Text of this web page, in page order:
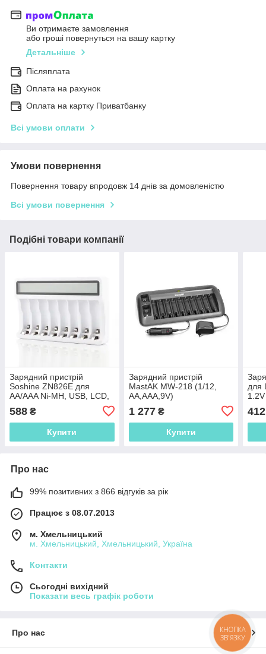
Ви отримаєте замовлення
або гроші повернуться на вашу картку
Детальніше
Післяплата
Оплата на рахунок
Оплата на картку Приватбанку
Всі умови оплати
Умови повернення
Повернення товару впродовж 14 днів за домовленістю
Всі умови повернення
Подібні товари компанії
Зарядний пристрій
Soshine ZN826E для
AA/AAA Ni-MH, USB, LCD,
588 ₴
Купити
Зарядний пристрій
MastAK MW-218 (1/12,
AA,AAA,9V)
1 277₴
Купити
для
412
Про нас
99% позитивних з 866 відгуків за рік
Працює з 08.07.2013
м. Хмельницький
м. Хмельницький, Хмельницький, Україна
Контакти
Сьогодні вихідний
Показати весь графік роботи
Про нас
КНОПКА
ЗВ'ЯЗКУ